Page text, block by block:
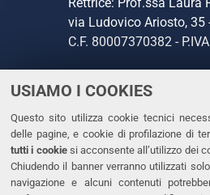
USIAMO I COOKIES
Questo sito utilizza cookie tecnici
delle pagine, e cookie di profilazione di
tutti i cookiesi acconsente all’utilizzo dei
Chiudendo il banner verranno utilizzati
navigazione e alcuni contenuti
via Ludovico Ariosto, 35
C.F. 80007370382 -
CONTATTI
Tel. +39 0532 293111
Fax. +39 0532 293031
PEC